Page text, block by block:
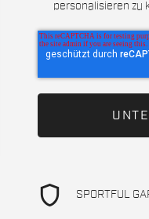
personalisieren zu
shield SPORTFUL